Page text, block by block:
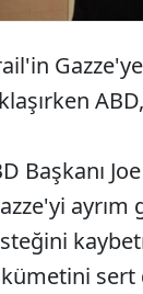
Başkanı
sert